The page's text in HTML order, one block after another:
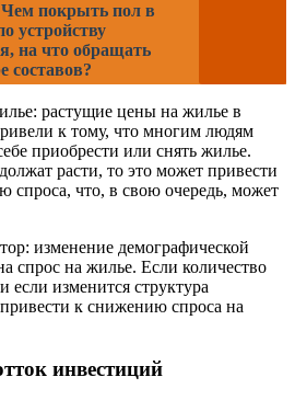
Чем покрыть пол в
устройству
на что обращать
составов?
растущие цены на жилье в
к тому, что многим людям
приобрести или снять жилье.
расти, то это может привести
спроса, что, в свою очередь, может
изменение демографической
спрос на жилье. Если количество
если изменится структура
к снижению спроса на
инвестиций